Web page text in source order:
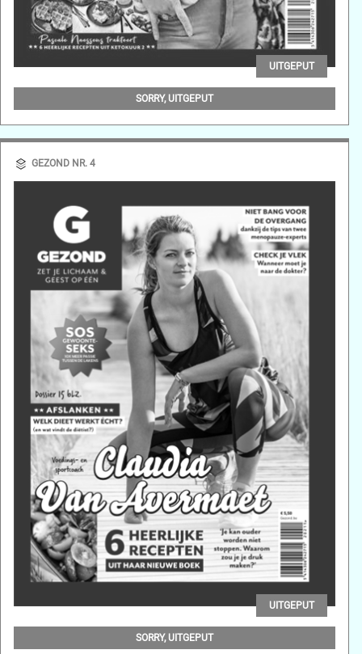
UITGEPUT
SORRY, UITGEPUT
GEZOND NR. 4
UITGEPUT
SORRY, UITGEPUT